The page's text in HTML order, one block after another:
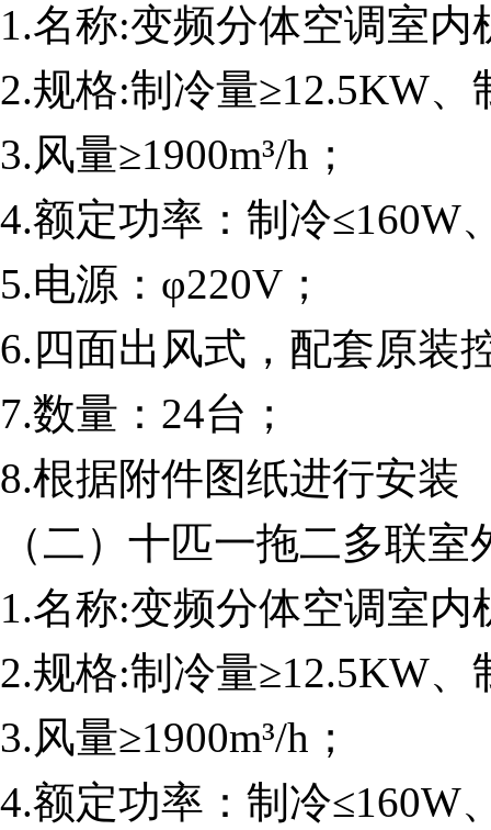
1.名称:变频分体空调室内
2.规格:制冷量≥12.5KW、
3.风量≥1900m³/h；
4.额定功率：制冷≤160W
5.电源：φ220V；
6.四面出风式，配套原装
7.数量：24台；
8.根据附件图纸进行安装
（二）十匹一拖二多联室
1.名称:变频分体空调室内
2.规格:制冷量≥12.5KW、
3.风量≥1900m³/h；
4.额定功率：制冷≤160W